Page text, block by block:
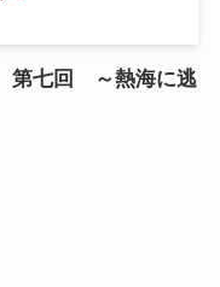
第七回 ～熱海に逃